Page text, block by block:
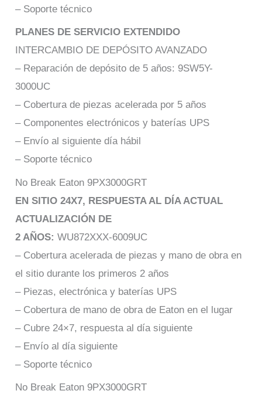
– Soporte técnico
PLANES DE SERVICIO EXTENDIDO
INTERCAMBIO DE DEPÓSITO AVANZADO
– Reparación de depósito de 5 años: 9SW5Y-
3000UC
– Cobertura de piezas acelerada por 5 años
– Componentes electrónicos y baterías UPS
– Envío al siguiente día hábil
– Soporte técnico
No Break Eaton 9PX3000GRT
EN SITIO 24X7, RESPUESTA AL DÍA ACTUAL
ACTUALIZACIÓN DE
2 AÑOS: WU872XXX-6009UC
– Cobertura acelerada de piezas y mano de obra en
el sitio durante los primeros 2 años
– Piezas, electrónica y baterías UPS
– Cobertura de mano de obra de Eaton en el lugar
– Cubre 24×7, respuesta al día siguiente
– Envío al día siguiente
– Soporte técnico
No Break Eaton 9PX3000GRT